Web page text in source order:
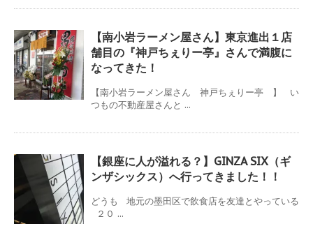
【南小岩ラーメン屋さん】東京進出１店
舗目の『神戸ちぇりー亭』さんで満腹に
なってきた！
【南小岩ラーメン屋さん 神戸ちぇりー亭 】 い
つもの不動産屋さんと ...
【銀座に人が溢れる？】GINZA SIX（ギ
ンザシックス）へ行ってきました！！
どうも 地元の墨田区で飲食店を友達とやっている
２０ ...